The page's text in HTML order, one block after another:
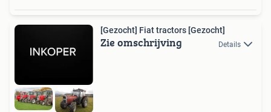
[Gezocht] Fiat tractors [Gezocht]
Zie omschrijving Details